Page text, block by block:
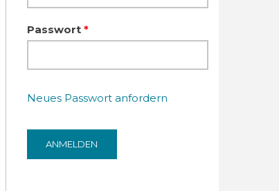
Passwort *
Neues Passwort anfordern